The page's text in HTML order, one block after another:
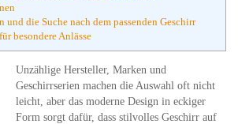
die Suche nach dem passenden Geschirr
besondere Anlässe
Unzählige Hersteller, Marken und
Geschirrserien machen die Auswahl oft nicht
leicht, aber das moderne Design in eckiger
Form sorgt dafür, dass stilvolles Geschirr auf